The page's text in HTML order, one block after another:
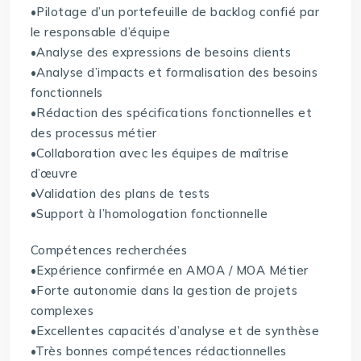
•Pilotage d’un portefeuille de backlog confié par
le responsable d’équipe
•Analyse des expressions de besoins clients
•Analyse d’impacts et formalisation des besoins
fonctionnels
•Rédaction des spécifications fonctionnelles et
des processus métier
•Collaboration avec les équipes de maîtrise
d’œuvre
•Validation des plans de tests
•Support à l’homologation fonctionnelle
Compétences recherchées
•Expérience confirmée en AMOA / MOA Métier
•Forte autonomie dans la gestion de projets
complexes
•Excellentes capacités d’analyse et de synthèse
•Très bonnes compétences rédactionnelles